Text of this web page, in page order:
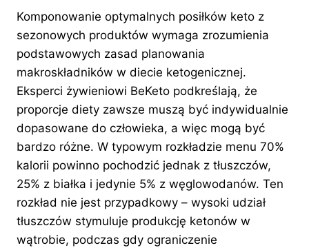
Komponowanie optymalnych posiłków keto z
sezonowych produktów wymaga zrozumienia
podstawowych zasad planowania
makroskładników w diecie ketogenicznej.
Eksperci żywieniowi BeKeto podkreślają, że
proporcje diety zawsze muszą być indywidualnie
dopasowane do człowieka, a więc mogą być
bardzo różne. W typowym rozkładzie menu 70%
kalorii powinno pochodzić jednak z tłuszczów,
25% z białka i jedynie 5% z węglowodanów. Ten
rozkład nie jest przypadkowy – wysoki udział
tłuszczów stymuluje produkcję ketonów w
wątrobie, podczas gdy ograniczenie